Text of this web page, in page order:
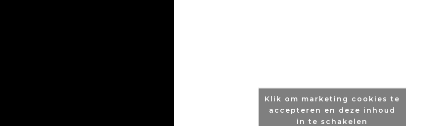
Klik om marketing cookies te
accepteren en deze inhoud
in te schakelen